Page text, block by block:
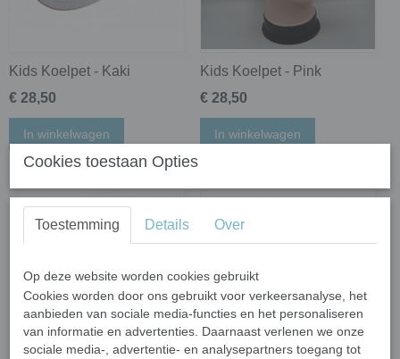
Kids Koelpet - Kaki
€ 28,50
In winkelwagen
Kids Koelpet - Pink
€ 28,50
In winkelwagen
Cookies toestaan Opties
Toestemming Details Over
Op deze website worden cookies gebruikt
Cookies worden door ons gebruikt voor verkeersanalyse, het
aanbieden van sociale media-functies en het personaliseren
van informatie en advertenties. Daarnaast verlenen we onze
sociale media-, advertentie- en analysepartners toegang tot